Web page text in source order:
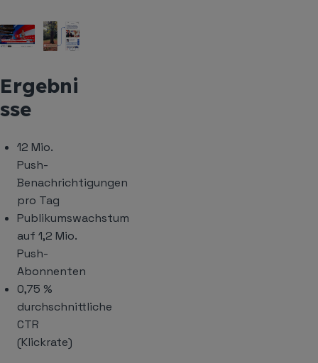
Ergebni
sse
12 Mio.
Push-
Benachrichtigungen
pro Tag
Publikumswachstum
auf 1,2 Mio.
Push-
Abonnenten
0,75 %
durchschnittliche
CTR
(Klickrate)